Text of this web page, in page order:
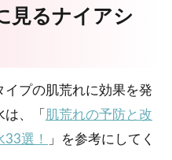
見るナイアシ
プの肌荒れに効果を発
、「 肌荒れの予防と改
選！
」を参考にしてく